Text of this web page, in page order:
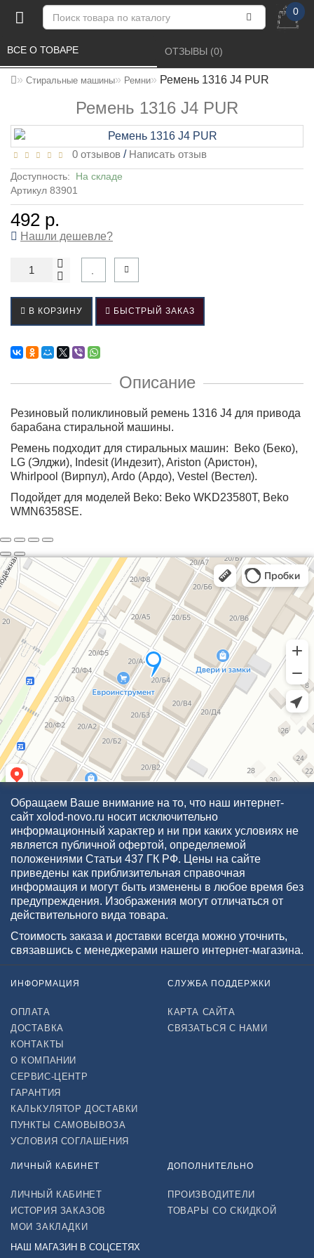
0
Стиральные машины Ремни Ремень 1316 J4 PUR
Ремень 1316 J4 PUR
ВСЕ О ТОВАРЕ ОТЗЫВЫ (0)
0 отзывов / Написать отзыв
Доступность: На складе
Артикул 83901
492 р.
Нашли дешевле?
В КОРЗИНУ БЫСТРЫЙ ЗАКАЗ
Описание
Резиновый поликлиновый ремень 1316 J4 для привода
барабана стиральной машины.
Ремень подходит для стиральных машин: Beko (Беко),
LG (Элджи), Indesit (Индезит), Ariston (Аристон),
Whirlpool (Вирпул), Ardo (Ардо), Vestel (Вестел).
Подойдет для моделей Beko: Beko WKD23580T, Beko
WMN6358SE.
Обращаем Ваше внимание на то, что наш интернет-
сайт xolod-novo.ru носит исключительно
информационный характер и ни при каких условиях не
является публичной офертой, определяемой
положениями Статьи 437 ГК РФ. Цены на сайте
приведены как приблизительная справочная
информация и могут быть изменены в любое время без
предупреждения. Изображения могут отличаться от
действительного вида товара.
Стоимость заказа и доставки всегда можно уточнить,
связавшись с менеджерами нашего интернет-магазина.
ИНФОРМАЦИЯ
ОПЛАТА
ДОСТАВКА
КОНТАКТЫ
О КОМПАНИИ
СЕРВИС-ЦЕНТР
ГАРАНТИЯ
КАЛЬКУЛЯТОР ДОСТАВКИ
ПУНКТЫ САМОВЫВОЗА
УСЛОВИЯ СОГЛАШЕНИЯ
СЛУЖБА ПОДДЕРЖКИ
КАРТА САЙТА
СВЯЗАТЬСЯ С НАМИ
ЛИЧНЫЙ КАБИНЕТ
ЛИЧНЫЙ КАБИНЕТ
ИСТОРИЯ ЗАКАЗОВ
МОИ ЗАКЛАДКИ
ДОПОЛНИТЕЛЬНО
ПРОИЗВОДИТЕЛИ
ТОВАРЫ СО СКИДКОЙ
НАШ МАГАЗИН В СОЦСЕТЯХ